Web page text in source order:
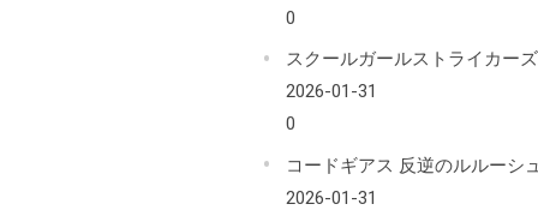
0
スクールガールストライカー
2026-01-31
0
コードギアス 反逆のルルーシ
2026-01-31